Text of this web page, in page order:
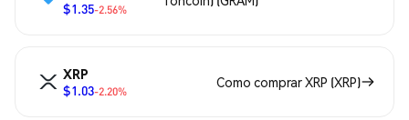
$1.35-2.56%
XRP
$1.03-2.20%
Como comprar XRP (XRP)